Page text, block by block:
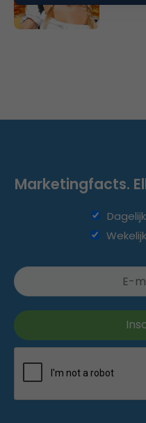
Marketingfacts.